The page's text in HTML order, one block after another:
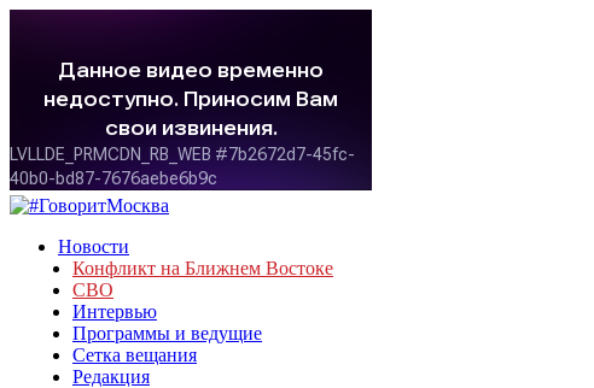
Новости
Конфликт на Ближнем Востоке
СВО
Интервью
Программы и ведущие
Сетка вещания
Редакция